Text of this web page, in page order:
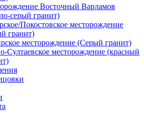
Восточный Варламов
серый гранит)
Покостовское месторождение
гранит)
месторождение (Серый гранит)
месторождение (красный